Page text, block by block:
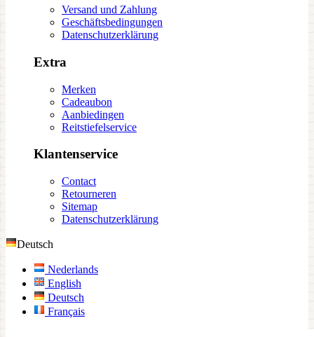
Versand und Zahlung
Geschäftsbedingungen
Datenschutzerklärung
Extra
Merken
Cadeaubon
Aanbiedingen
Reitstiefelservice
Klantenservice
Contact
Retourneren
Sitemap
Datenschutzerklärung
Deutsch
Nederlands
English
Deutsch
Français